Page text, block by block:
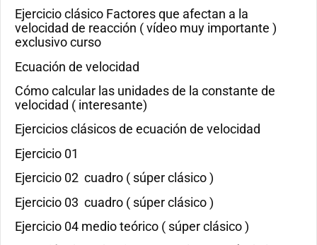
Ejercicio clásico Factores que afectan a la
velocidad de reacción ( vídeo muy importante )
exclusivo curso
Ecuación de velocidad
Cómo calcular las unidades de la constante de
velocidad ( interesante)
Ejercicios clásicos de ecuación de velocidad
Ejercicio 01
Ejercicio 02 cuadro ( súper clásico )
Ejercicio 03 cuadro ( súper clásico )
Ejercicio 04 medio teórico ( súper clásico )